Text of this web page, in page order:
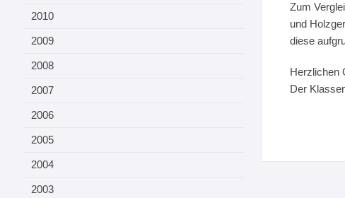
2010
2009
2008
2007
2006
2005
2004
2003
Zum
und
diese
Herzlichen
Der